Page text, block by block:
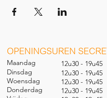
OPENINGSUREN
Maandag
Dinsdag
Woensdag
Donderdag
12u30 - 19u45
12u30 - 19u45
12u30 - 19u45
12u30 - 19u45